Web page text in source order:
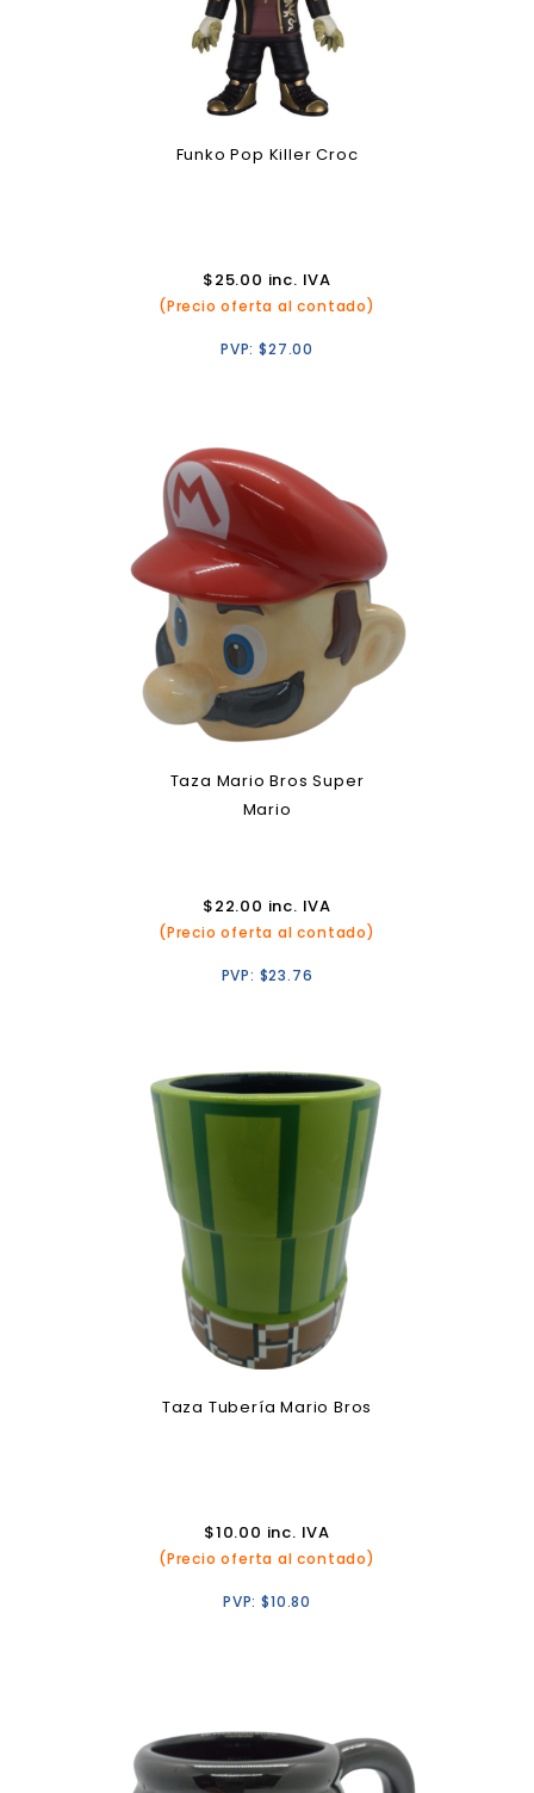
Funko Pop Killer Croc
$25.00 inc. IVA
(Precio oferta al contado)
PVP:$27.00
Taza Mario Bros Super
Mario
$22.00 inc. IVA
(Precio oferta al contado)
PVP: $23.76
Taza Tubería Mario Bros
$10.00 inc. IVA
(Precio oferta al contado)
PVP:$10.80